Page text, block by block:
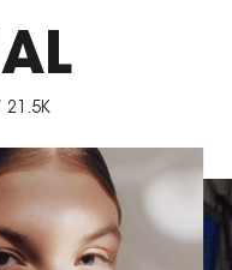
21.5K